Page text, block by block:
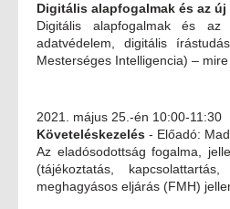
Digitális alapfogalmak és az
Digitális alapfogalmak és
adatvédelem, digitális
Mesterséges Intelligencia) –
2021. május 25.-én 10:00-11:30
Követeléskezelés - Előadó:
Az eladósodottság fogalma,
(tájékoztatás,
meghagyásos eljárás (FMH)